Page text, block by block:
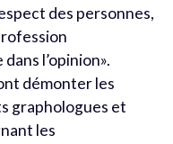
des personnes,
l’opinion».
démonter les
graphologues et
les